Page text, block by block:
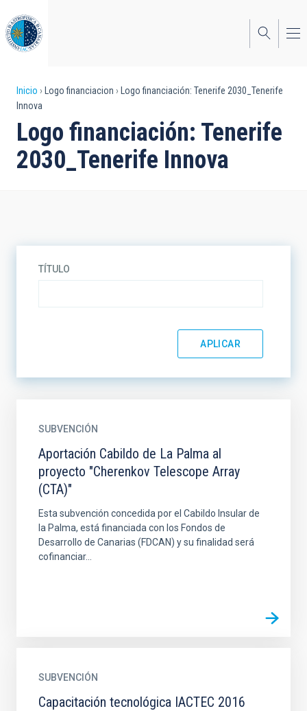
al
contenido
principal
Sobrescribir
enlaces
de
ayuda
Inicio Logo financiacion
Logo financiación: Tenerife 2030_Tenerife
Innova
Logo financiación: Tenerife
2030_Tenerife Innova
TÍTULO
SUBVENCIÓN
Aportación Cabildo de La Palma al
proyecto "Cherenkov Telescope Array
(CTA)"
Esta subvención concedida por el Cabildo Insular de
la Palma, está financiada con los Fondos de
Desarrollo de Canarias (FDCAN) y su finalidad será
cofinanciar...
SUBVENCIÓN
Capacitación tecnológica IACTEC 2016